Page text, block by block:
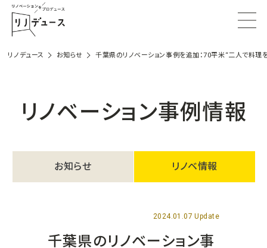
リノデュース お知らせ 千葉県のリノベーション事例を追加：70平米“二人で料理
リノベーション事例情報
お知らせ リノベ情報
2024.01.07 Update
千葉県のリノベーション事